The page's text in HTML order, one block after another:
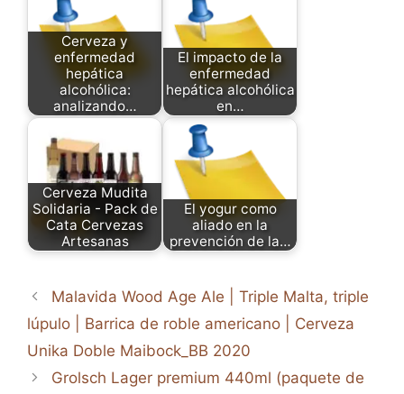
Cerveza y
enfermedad
hepática
alcohólica:
analizando…
El impacto de la
enfermedad
hepática alcohólica
en…
Cerveza Mudita
Solidaria - Pack de
Cata Cervezas
Artesanas
El yogur como
aliado en la
prevención de la…
Malavida Wood Age Ale | Triple Malta, triple
lúpulo | Barrica de roble americano | Cerveza
Unika Doble Maibock_BB 2020
Grolsch Lager premium 440ml (paquete de